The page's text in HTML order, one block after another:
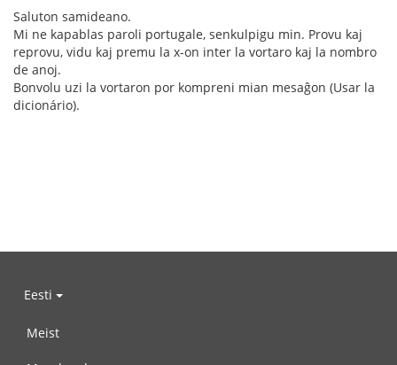
Saluton samideano.
Mi ne kapablas paroli portugale, senkulpigu min. Provu kaj
reprovu, vidu kaj premu la x-on inter la vortaro kaj la nombro
de anoj.
Bonvolu uzi la vortaron por kompreni mian mesaĝon (Usar la
dicionário).
Eesti
Meist